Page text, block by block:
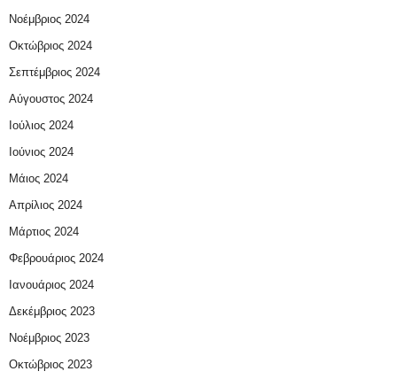
Νοέμβριος 2024
Οκτώβριος 2024
Σεπτέμβριος 2024
Αύγουστος 2024
Ιούλιος 2024
Ιούνιος 2024
Μάιος 2024
Απρίλιος 2024
Μάρτιος 2024
Φεβρουάριος 2024
Ιανουάριος 2024
Δεκέμβριος 2023
Νοέμβριος 2023
Οκτώβριος 2023